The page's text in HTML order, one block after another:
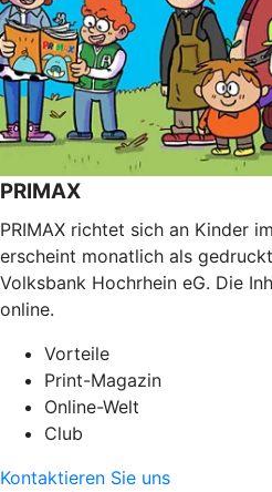
PRIMAX
PRIMAX richtet sich an Kinder
erscheint monatlich als
Volksbank Hochrhein eG. Die
online.
Vorteile
Print-Magazin
Online-Welt
Club
Kontaktieren Sie uns